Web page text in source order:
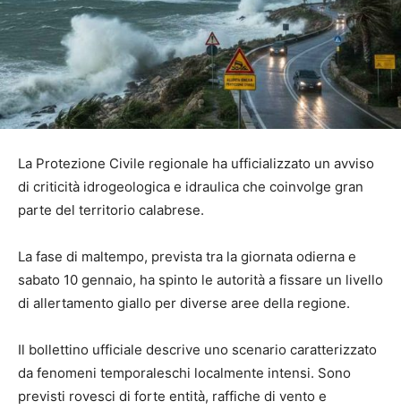
La Protezione Civile regionale ha ufficializzato un avviso
di criticità idrogeologica e idraulica che coinvolge gran
parte del territorio calabrese.
La fase di maltempo, prevista tra la giornata odierna e
sabato 10 gennaio, ha spinto le autorità a fissare un livello
di allertamento giallo per diverse aree della regione.
Il bollettino ufficiale descrive uno scenario caratterizzato
da fenomeni temporaleschi localmente intensi. Sono
previsti rovesci di forte entità, raffiche di vento e